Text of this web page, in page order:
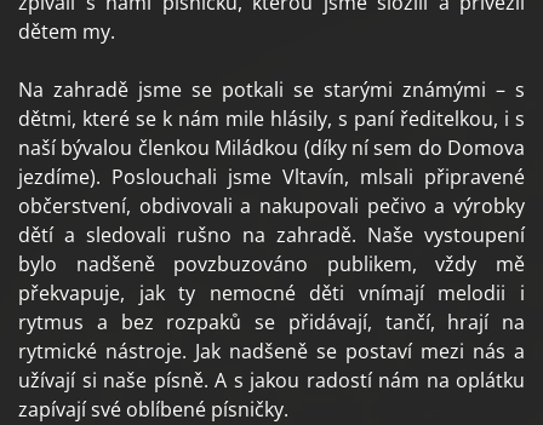
dětem my.
Na zahradě jsme se potkali se starými známými – s
dětmi, které se k nám mile hlásily, s paní ředitelkou, i s
naší bývalou členkou Miládkou (díky ní sem do Domova
jezdíme). Poslouchali jsme Vltavín, mlsali připravené
občerstvení, obdivovali a nakupovali pečivo a výrobky
dětí a sledovali rušno na zahradě. Naše vystoupení
bylo nadšeně povzbuzováno publikem, vždy mě
překvapuje, jak ty nemocné děti vnímají melodii i
rytmus a bez rozpaků se přidávají, tančí, hrají na
rytmické nástroje. Jak nadšeně se postaví mezi nás a
užívají si naše písně. A s jakou radostí nám na oplátku
zapívají své oblíbené písničky.